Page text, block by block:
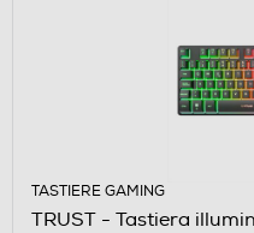
TASTIERE GAMING
TRUST - Tastiera